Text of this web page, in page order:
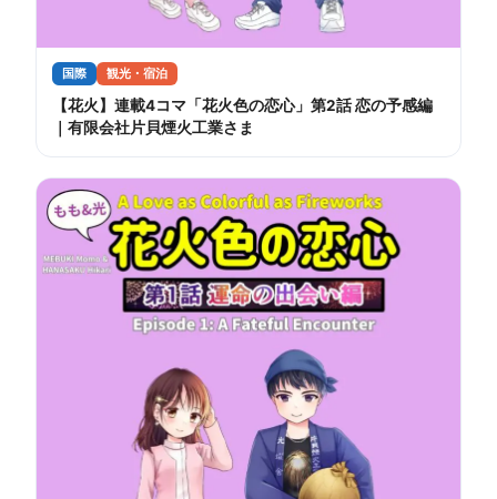
国際 観光・宿泊
【花火】連載4コマ「花火色の恋心」第2話 恋の予感編
｜有限会社片貝煙火工業さま